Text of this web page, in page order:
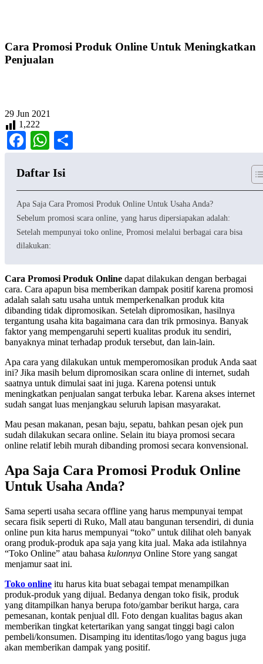
Cara Promosi Produk Online Untuk Meningkatkan
Penjualan
29 Jun 2021
1,222
Facebook
WhatsApp
Daftar Isi
Apa Saja Cara Promosi Produk Online Untuk Usaha Anda?
Sebelum promosi scara online, yang harus dipersiapakan adalah:
Setelah mempunyai toko online, Promosi melalui berbagai cara bisa
dilakukan:
Cara Promosi Produk Online dapat dilakukan dengan berbagai
cara. Cara apapun bisa memberikan dampak positif karena promosi
adalah salah satu usaha untuk memperkenalkan produk kita
dibanding tidak dipromosikan. Setelah dipromosikan, hasilnya
tergantung usaha kita bagaimana cara dan trik prmosinya. Banyak
faktor yang mempengaruhi seperti kualitas produk itu sendiri,
banyaknya minat terhadap produk tersebut, dan lain-lain.
Apa cara yang dilakukan untuk memperomosikan produk Anda saat
ini? Jika masih belum dipromosikan scara online di internet, sudah
saatnya untuk dimulai saat ini juga. Karena potensi untuk
meningkatkan penjualan sangat terbuka lebar. Karena akses internet
sudah sangat luas menjangkau seluruh lapisan masyarakat.
Mau pesan makanan, pesan baju, sepatu, bahkan pesan ojek pun
sudah dilakukan secara online. Selain itu biaya promosi secara
online relatif lebih murah dibanding promosi secara konvensional.
Apa Saja Cara Promosi Produk Online
Untuk Usaha Anda?
Sama seperti usaha secara offline yang harus mempunyai tempat
secara fisik seperti di Ruko, Mall atau bangunan tersendiri, di dunia
online pun kita harus mempunyai “toko” untuk dilihat oleh banyak
orang produk-produk apa saja yang kita jual. Maka ada istilahnya
“Toko Online” atau bahasa kulonnya Online Store yang sangat
menjamur saat ini.
Toko online itu harus kita buat sebagai tempat menampilkan
produk-produk yang dijual. Bedanya dengan toko fisik, produk
yang ditampilkan hanya berupa foto/gambar berikut harga, cara
pemesanan, kontak penjual dll. Foto dengan kualitas bagus akan
memberikan tingkat ketertarikan yang sangat tinggi bagi calon
pembeli/konsumen. Disamping itu identitas/logo yang bagus juga
akan memberikan dampak yang positif.